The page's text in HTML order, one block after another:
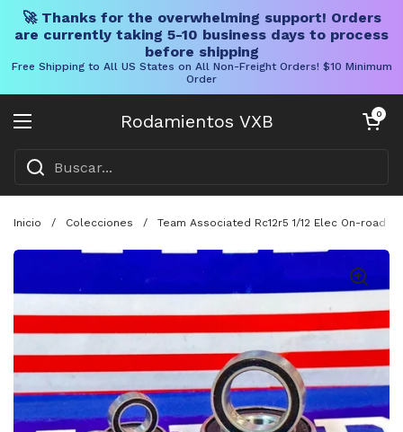
🚀 Thanks for the overwhelming support! Orders
are currently taking 5-10 business days to process
before shipping
Free Shipping to All US States on All Non-Freight Orders! $10 Minimum
Order
Rodamientos VXB
Abrir menú
Carrito0
Inicio / Colecciones / Team Associated Rc12r5 1/12 Elec On-road